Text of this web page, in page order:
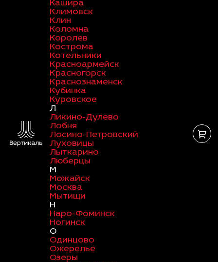
Кашира
Климовск
Клин
Коломна
Королев
Кострома
Котельники
Красноармейск
Красногорск
Краснознаменск
Кубинка
Куровское
Л
Ликино-Дулево
Лобня
Лосино-Петровский
Луховицы
Лыткарино
Люберцы
М
Можайск
Москва
Мытищи
Н
Наро-Фоминск
Ногинск
О
Одинцово
Ожерелье
Озеры